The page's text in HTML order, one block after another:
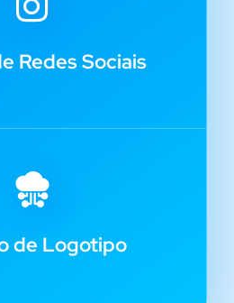
Redes Sociais
de Logotipo